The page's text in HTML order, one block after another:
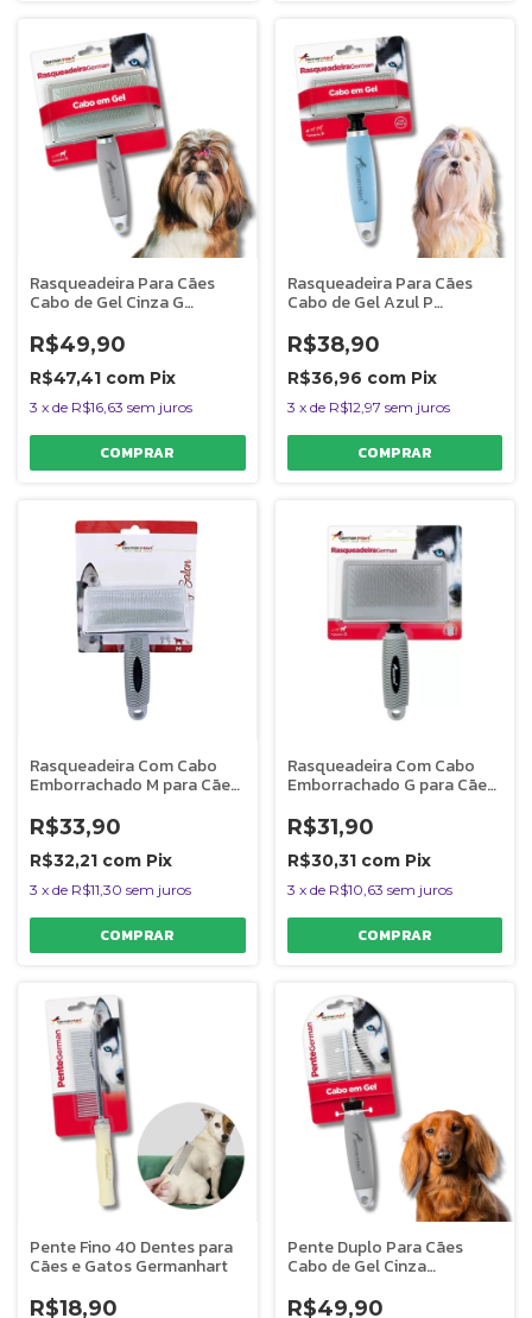
Rasqueadeira Para Cães
Cabo de Gel Cinza G
R$49,90
R$47,41 com Pix
3 x de R$16,63 sem juros
Rasqueadeira Para Cães
Cabo de Gel Azul P
R$38,90
R$36,96 com Pix
3 x de R$12,97 sem juros
Rasqueadeira Com Cabo
Emborrachado M para Cães
R$33,90
R$32,21 com Pix
3 x de R$11,30 sem juros
Rasqueadeira Com Cabo
Emborrachado G para Cães
R$31,90
R$30,31 com Pix
3 x de R$10,63 sem juros
Pente Fino 40 Dentes para
Cães e Gatos Germanhart
R$18,90
Pente Duplo Para Cães
Cabo de Gel Cinza
R$49,90